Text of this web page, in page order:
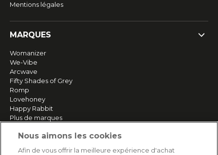
Mentions légales
MARQUES
Womanizer
We-Vibe
Arcwave
Fifty Shades of Grey
Romp
Lovehoney
Happy Rabbit
Plus de marques
SERVICE
Nous aimons les cookies
Afin de vous offrir la meilleure expérience d'achat